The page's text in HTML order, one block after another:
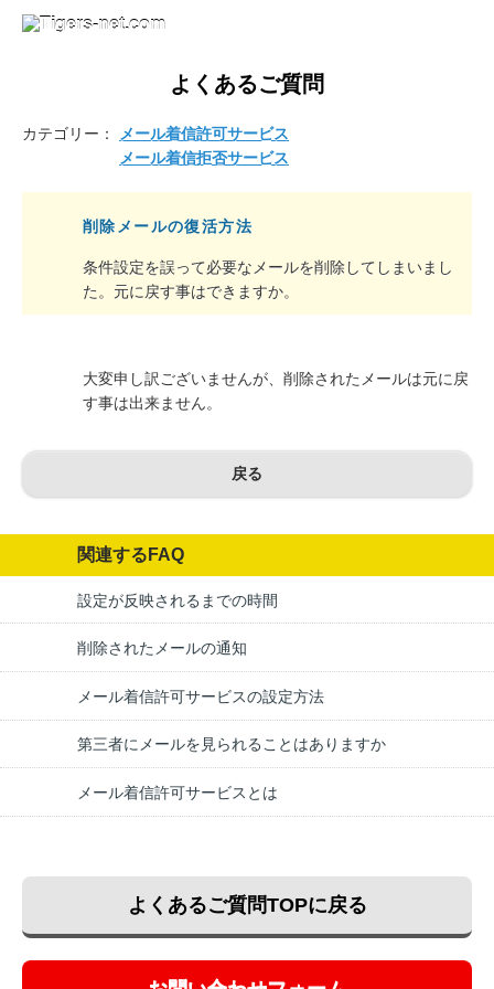
よくあるご質問
削除メールの復活方法
条件設定を誤って必要なメールを削除してしまいまし
た。元に戻す事はできますか。
カテゴリー：
メール着信許可サービス
メール着信拒否サービス
大変申し訳ございませんが、削除されたメールは元に戻
す事は出来ません。
戻る
関連するFAQ
設定が反映されるまでの時間
削除されたメールの通知
メール着信許可サービスの設定方法
第三者にメールを見られることはありますか
メール着信許可サービスとは
よくあるご質問TOPに戻る